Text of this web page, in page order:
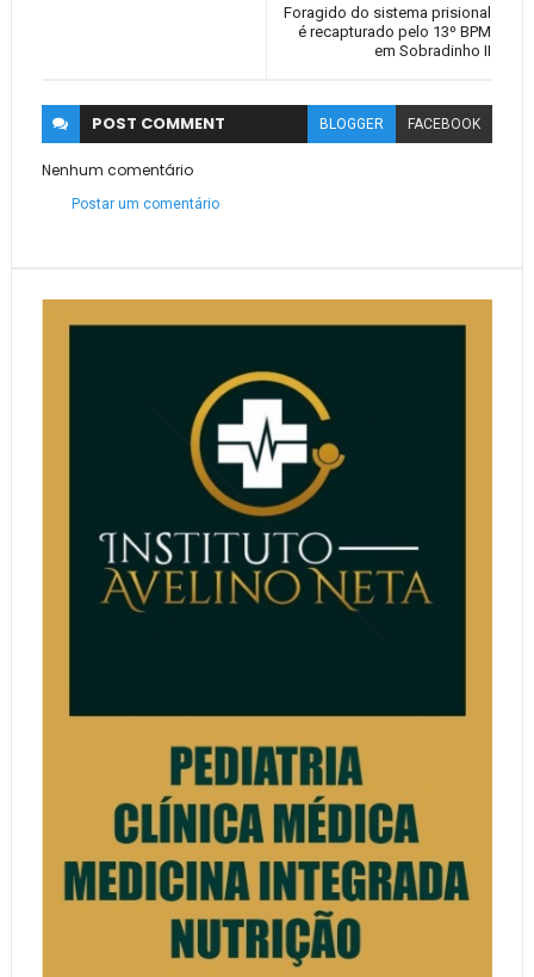
Foragido do sistema prisional
é recapturado pelo 13º BPM
em Sobradinho II
POST COMMENT BLOGGER FACEBOOK
Nenhum comentário
Postar um comentário